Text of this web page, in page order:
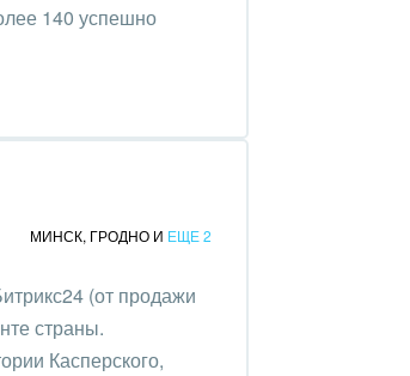
140 успешно
МИНСК, ГРОДНО И ЕЩЕ 2
(от продажи
страны.
Касперского,